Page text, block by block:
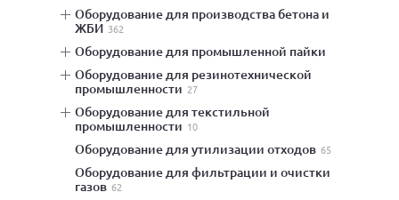
оборудование для производства бетона и
ЖБИ 362
оборудование для промышленной пайки
оборудование для резинотехнической
промышленности 27
оборудование для текстильной
промышленности 10
оборудование для утилизации отходов 65
оборудование для фильтрации и очистки
газов 62